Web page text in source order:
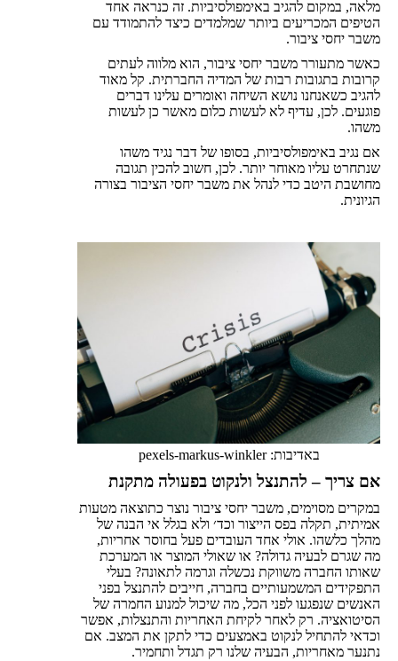
מלאה, במקום להגיב באימפולסיביות. זה כנראה אחד
הטיפים המכריעים ביותר שמלמדים כיצד להתמודד עם
משבר יחסי ציבור.
כאשר מתעורר משבר יחסי ציבור, הוא מלווה לעתים
קרובות בתגובות רבות של המדיה החברתית. קל מאוד
להגיב כשאנחנו נושא השיחה ואומרים עלינו דברים
פוגעים. לכן, עדיף לא לעשות כלום מאשר כן לעשות
משהו.
אם נגיב באימפולסיביות, בסופו של דבר נגיד משהו
שנתחרט עליו מאוחר יותר. לכן, חשוב להכין תגובה
מחושבת היטב כדי לנהל את משבר יחסי הציבור בצורה
הגיונית.
באדיבות: pexels-markus-winkler
אם צריך – להתנצל ולנקוט בפעולה מתקנת
במקרים מסוימים, משבר יחסי ציבור נוצר כתוצאה מטעות
אמיתית, תקלה בפס הייצור וכד׳ ולא בגלל אי הבנה של
מהלך כלשהו. אולי אחד העובדים פעל בחוסר אחריות,
מה שגרם לבעיה גדולה? או שאולי המוצר או המערכת
שאותו החברה משווקת נכשלה וגרמה לתאונה? בעלי
התפקידים המשמעותיים בחברה, חייבים להתנצל בפני
האנשים שנפגעו לפני הכל, מה שיכול למנוע החמרה של
הסיטואציה. רק לאחר לקיחת האחריות והתנצלות, אפשר
וכדאי להתחיל לנקוט באמצעים כדי לתקן את המצב. אם
נתנער מאחריות, הבעיה שלנו רק תגדל ותחמיר.